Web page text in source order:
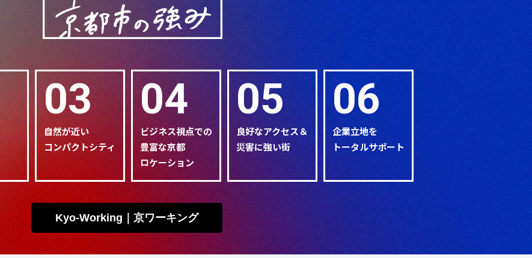
03
自然が近い
コンパクトシティ
04
ビジネス視点での
豊富な京都
ロケーション
05
良好なアクセス＆
災害に強い街
06
企業立地を
トータルサポート
Kyo-Working｜京ワーキング